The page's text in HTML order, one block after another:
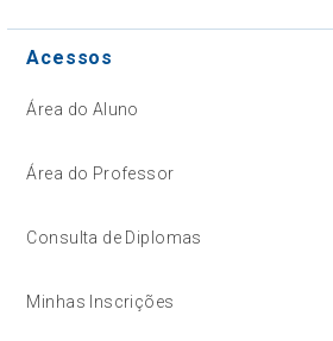
Acessos
Área do Aluno
Área do Professor
Consulta de Diplomas
Minhas Inscrições